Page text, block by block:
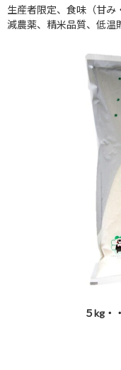
生産者限定、食味（甘み
減農薬、精米品質、低温
５kg・